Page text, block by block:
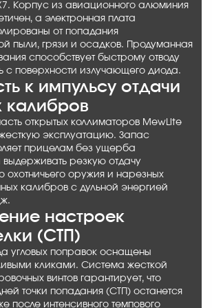
Корпус из авиационного алюминия
а электронная плата
от попадания
пыли, грязи и осадков. Продуманная
способствует быстрому отводу
с поверхности излучающего диода.
к импульсу отдачи
калибров
открытых коллиматоров MewLite
эксплуатацию. Запас
прицелам без ущерба
выдерживать резкую отдачу
охотничьего оружия и нарезных
калибров с дульной энергией
настроек
(СТП)
угловых поправок оснащены
кликами. Система жесткой
винтов гарантирует, что
точки попадания (СТП) останется
после интенсивного темпового